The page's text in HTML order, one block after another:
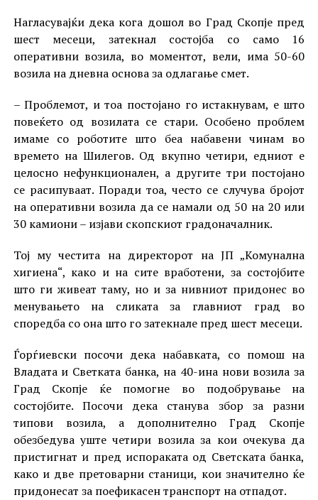
Нагласувајќи дека кога дошол во Град Скопје пред
шест месеци, затекнал состојба со само 16
оперативни возила, во моментот, вели, има 50-60
возила на дневна основа за одлагање смет.
– Проблемот, и тоа постојано го истакнувам, е што
повеќето од возилата се стари. Особено проблем
имаме со роботите што беа набавени чинам во
времето на Шилегов. Од вкупно четири, едниот е
целосно нефункционален, а другите три постојано
се расипуваат. Поради тоа, често се случува бројот
на оперативни возила да се намали од 50 на 20 или
30 камиони – изјави скопскиот градоначалник.
Тој му честита на директорот на ЈП „Комунална
хигиена“, како и на сите вработени, за состојбите
што ги живеат таму, но и за нивниот придонес во
менувањето на сликата за главниот град во
споредба со она што го затекнале пред шест месеци.
Ѓорѓиевски посочи дека набавката, со помош на
Владата и Светката банка, на 40-ина нови возила за
Град Скопје ќе помогне во подобрување на
состојбите. Посочи дека станува збор за разни
типови возила, а дополнително Град Скопје
обезбедува уште четири возила за кои очекува да
пристигнат и пред испораката од Светската банка,
како и две претоварни станици, кои значително ќе
придонесат за поефикасен транспорт на отпадот.